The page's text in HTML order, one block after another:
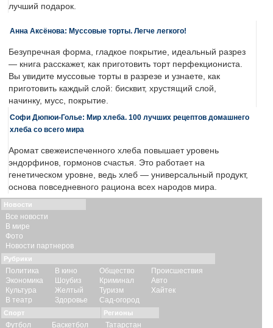
лучший подарок.
Анна Аксёнова: Муссовые торты. Легче легкого!
Безупречная форма, гладкое покрытие, идеальный разрез
— книга расскажет, как приготовить торт перфекциониста.
Вы увидите муссовые торты в разрезе и узнаете, как
приготовить каждый слой: бисквит, хрустящий слой,
начинку, мусс, покрытие.
Софи Дюпюи-Голье: Мир хлеба. 100 лучших рецептов домашнего
хлеба со всего мира
Аромат свежеиспеченного хлеба повышает уровень
эндорфинов, гормонов счастья. Это работает на
генетическом уровне, ведь хлеб — универсальный продукт,
основа повседневного рациона всех народов мира.
Новости
Все новости
В мире
Фото
Новости партнеров
Рубрики
Политика
Экономика
Культура
В театр
В кино
Шоубиз
Желтый
Здоровье
Общество
Криминал
Туризм
Сад-огород
Происшествия
Авто
Хайтек
Спорт
Футбол Баскетбол
Регионы
Татарстан